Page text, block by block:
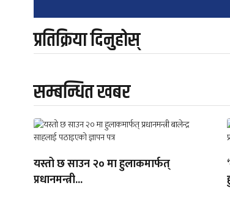
प्रतिक्रिया दिनुहोस्
सम्बन्धित खबर
यस्तो छ साउन २० मा हुलाकमार्फत्
प्रधानमन्त्री...